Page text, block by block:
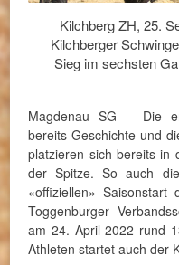
Kilchberg ZH, 25.
Kilchberger
Sieg im sechsten
Magdenau SG – Die
bereits Geschichte und
platzieren sich bereits in
der Spitze. So auch
«offiziellen» Saisonstart
Toggenburger
am 24. April 2022 rund
Athleten startet auch der